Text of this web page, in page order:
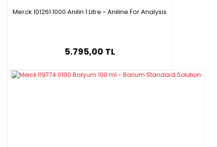
Merck 101261.1000 Anilin 1 Litre - Aniline For Analysis
5.795,00 TL